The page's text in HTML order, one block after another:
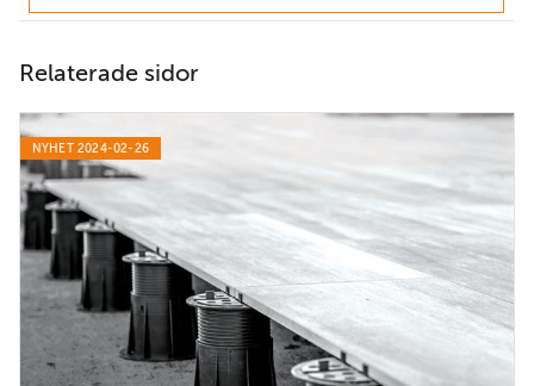
Relaterade sidor
NYHET 2024-02-26